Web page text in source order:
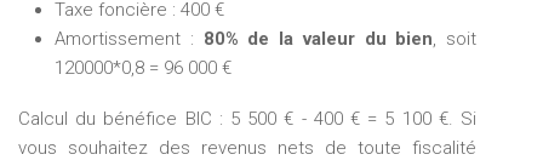
Taxe foncière : 400 €
Amortissement : 80% de la valeur du bien, soit
120000*0,8 = 96 000 €
Calcul du bénéfice BIC : 5 500 € - 400 € = 5 100 €. Si
vous souhaitez des revenus nets de toute fiscalité